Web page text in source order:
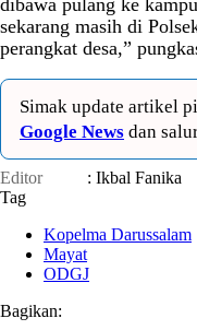
dibawa pulang ke
sekarang masih di
perangkat desa,”
Simak update artikel
Google News dan
Editor
: Ikbal Fanika
Tag
Kopelma Darussalam
Mayat
ODGJ
Bagikan: